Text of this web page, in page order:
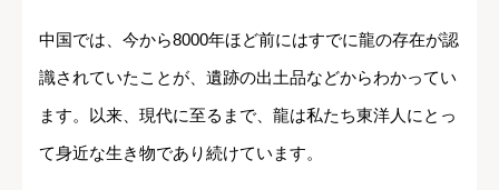
中国では、今から8000年ほど前にはすでに龍の存在が認
識されていたことが、遺跡の出土品などからわかってい
ます。以来、現代に至るまで、龍は私たち東洋人にとっ
て身近な生き物であり続けています。